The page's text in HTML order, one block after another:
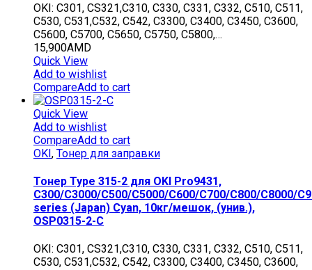
OKI: C301, CS321,C310, C330, C331, C332, C510, C511,
C530, C531,C532, C542, C3300, C3400, C3450, C3600,
C5600, C5700, C5650, C5750, C5800,…
15,900AMD
Quick View
Add to wishlist
CompareAdd to cart
Quick View
Add to wishlist
CompareAdd to cart
OKI, Тонер для заправки
Тонер Type 315-2 для OKI Pro9431,
C300/C3000/C500/C5000/C600/C700/C800/C8000/
series (Japan) Cyan, 10кг/мешок, (унив.),
OSP0315-2-C
OKI: C301, CS321,C310, C330, C331, C332, C510, C511,
C530, C531,C532, C542, C3300, C3400, C3450, C3600,